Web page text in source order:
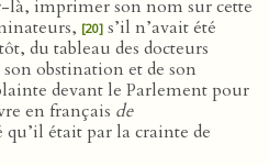
là, imprimer son nom sur cette
[20] s’il n’avait été
du tableau des docteurs
obstination et de son
devant le Parlement pour
en français de
qu’il était par la crainte de